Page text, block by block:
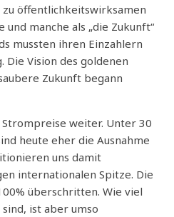
zu öffentlichkeitswirksamen
manche als „die Zukunft“
mussten ihren Einzahlern
Die Vision des goldenen
Zukunft begann
weiter. Unter 30
heute eher die Ausnahme
uns damit
internationalen Spitze. Die
überschritten. Wie viel
ist aber umso